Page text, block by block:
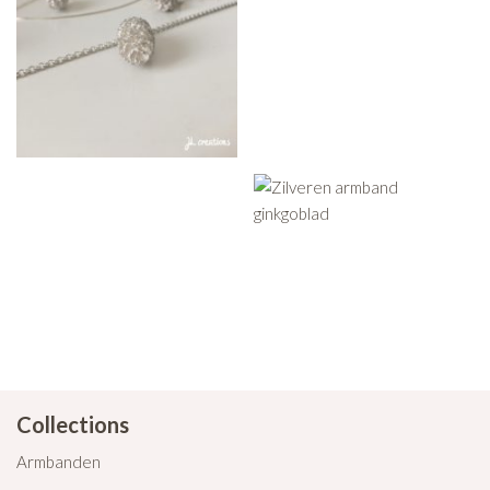
Collections
Armbanden